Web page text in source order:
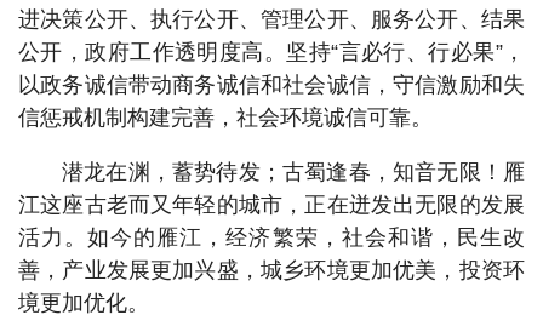
进决策公开、执行公开、管理公开、服务公开、结果
公开，政府工作透明度高。坚持“言必行、行必果”，
以政务诚信带动商务诚信和社会诚信，守信激励和失
信惩戒机制构建完善，社会环境诚信可靠。
潜龙在渊，蓄势待发；古蜀逢春，知音无限！雁
江这座古老而又年轻的城市，正在迸发出无限的发展
活力。如今的雁江，经济繁荣，社会和谐，民生改
善，产业发展更加兴盛，城乡环境更加优美，投资环
境更加优化。